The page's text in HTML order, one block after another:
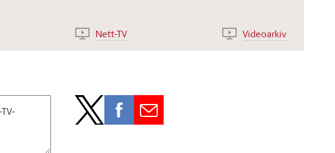
Nett-TV Videoarkiv